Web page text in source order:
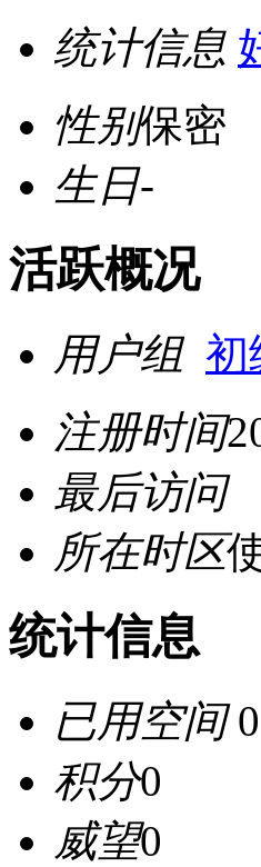
统计信息
性别保密
生日-
活跃概况
用户组 初
注册时间
最后访问
所在时区
统计信息
已用空间
积分0
威望0